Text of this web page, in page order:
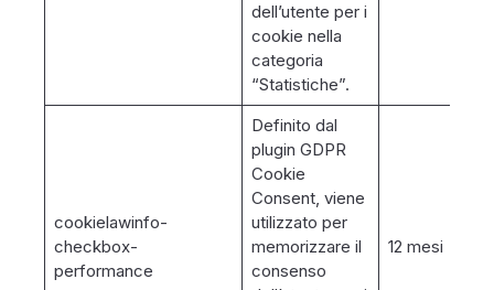
dell’utente per i
cookie nella
categoria
“Statistiche”.
cookielawinfo-
checkbox-
performance
Definito dal
plugin GDPR
Cookie
Consent, viene
utilizzato per
memorizzare il
consenso
12 mesi